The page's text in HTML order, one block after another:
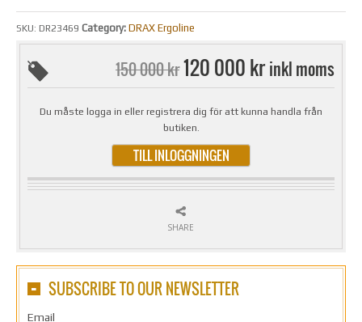
SKU: DR23469 Category: DRAX Ergoline
150 000 kr120 000 kr inkl moms
Du måste logga in eller registrera dig för att kunna handla från
butiken.
TILL INLOGGNINGEN
SHARE
SUBSCRIBE TO OUR NEWSLETTER
Email